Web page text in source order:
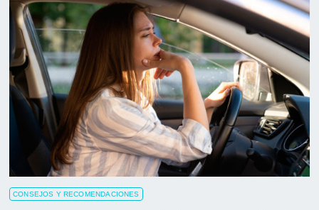
CONSEJOS Y RECOMENDACIONES